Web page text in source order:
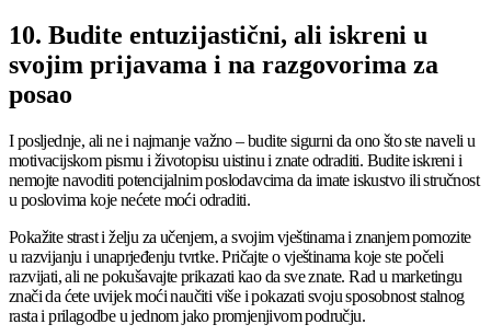
10. Budite entuzijastični, ali iskreni u
svojim prijavama i na razgovorima za
posao
I posljednje, ali ne i najmanje važno – budite sigurni da ono što ste naveli u
motivacijskom pismu i životopisu uistinu i znate odraditi. Budite iskreni i
nemojte navoditi potencijalnim poslodavcima da imate iskustvo ili stručnost
u poslovima koje nećete moći odraditi.
Pokažite strast i želju za učenjem, a svojim vještinama i znanjem pomozite
u razvijanju i unaprjeđenju tvrtke. Pričajte o vještinama koje ste počeli
razvijati, ali ne pokušavajte prikazati kao da sve znate. Rad u marketingu
znači da ćete uvijek moći naučiti više i pokazati svoju sposobnost stalnog
rasta i prilagodbe u jednom jako promjenjivom području.